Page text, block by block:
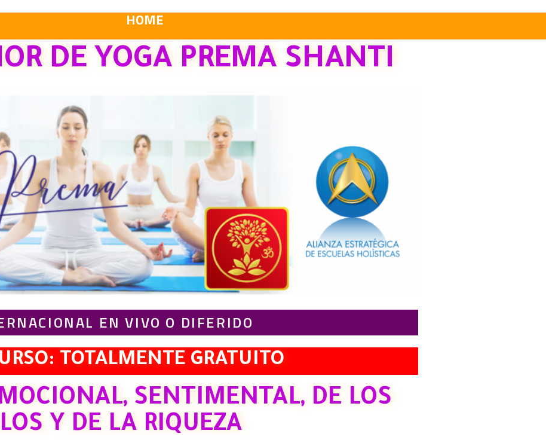
HOME
DE YOGA PREMA SHANTI
EN VIVO O DIFERIDO
TOTALMENTE GRATUITO
SENTIMENTAL, DE LOS
Y DE LA RIQUEZA